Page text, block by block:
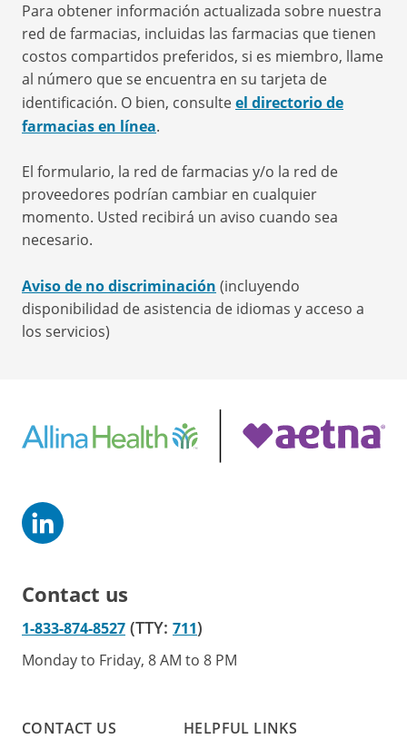
Para obtener información actualizada sobre nuestra
red de farmacias, incluidas las farmacias que tienen
costos compartidos preferidos, si es miembro, llame
al número que se encuentra en su tarjeta de
identificación. O bien, consulteel directorio de
farmacias en línea.
El formulario, la red de farmacias y/o la red de
proveedores podrían cambiar en cualquier
momento. Usted recibirá un aviso cuando sea
necesario.
Aviso de no discriminación (incluyendo
disponibilidad de asistencia de idiomas y acceso a
los servicios)
Contact us
1-833-874-8527 (TTY: 711)
Monday to Friday, 8 AM to 8 PM
CONTACT US
HELPFUL LINKS